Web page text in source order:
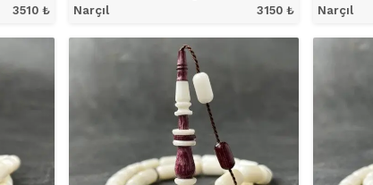
3510 ₺ Narçıl 3150 ₺
ÜRÜNÜ İNCELE
Narçıl